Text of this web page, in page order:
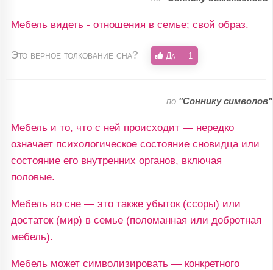
Мебель видеть - отношения в семье; свой образ.
Это верное толкование сна? Да 1
по "Соннику символов"
Мебель и то, что с ней происходит — нередко
означает психологическое состояние сновидца или
состояние его внутренних органов, включая
половые.
Мебель во сне — это также убыток (ссоры) или
достаток (мир) в семье (поломанная или добротная
мебель).
Мебель может символизировать — конкретного